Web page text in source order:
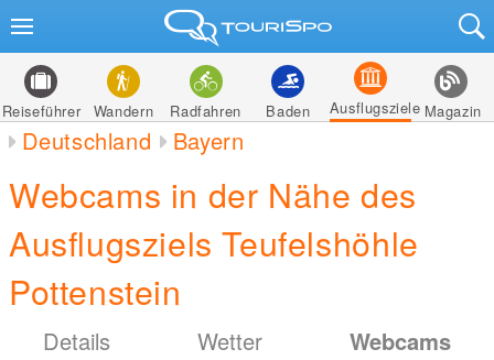
Reiseführer Wandern Radfahren Baden Ausflugsziele Magazin
Deutschland Bayern
Webcams in der Nähe des
Ausflugsziels Teufelshöhle
Pottenstein
Details Wetter Webcams